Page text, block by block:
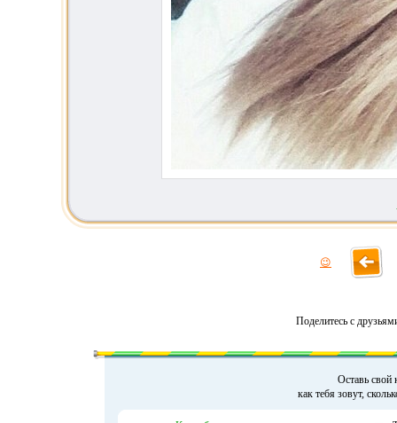
😉
Поделитесь с
Оставь свой
как тебя зовут,